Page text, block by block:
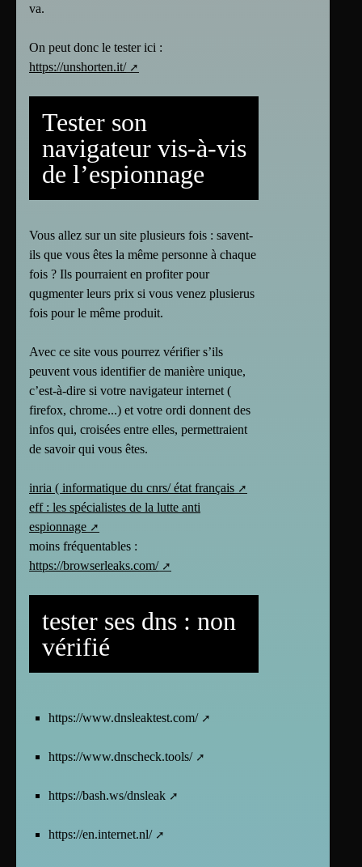
va.
On peut donc le tester ici :
https://unshorten.it/
Tester son
navigateur vis-à-vis
de l’espionnage
Vous allez sur un site plusieurs fois : savent-
ils que vous êtes la même personne à chaque
fois ? Ils pourraient en profiter pour
qugmenter leurs prix si vous venez plusierus
fois pour le même produit.
Avec ce site vous pourrez vérifier s’ils
peuvent vous identifier de manière unique,
c’est-à-dire si votre navigateur internet (
firefox, chrome...) et votre ordi donnent des
infos qui, croisées entre elles, permettraient
de savoir qui vous êtes.
inria ( informatique du cnrs/ état français
eff : les spécialistes de la lutte anti
espionnage
moins fréquentables :
https://browserleaks.com/
tester ses dns : non
vérifié
https://www.dnsleaktest.com/
https://www.dnscheck.tools/
https://bash.ws/dnsleak
https://en.internet.nl/